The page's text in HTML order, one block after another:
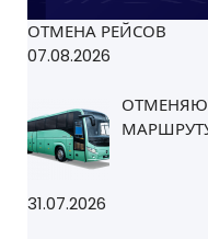
ОТМЕНА РЕЙСОВ
07.08.2026
31.07.2026